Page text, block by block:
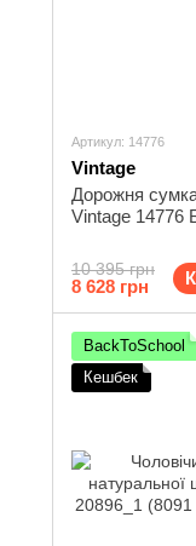
Артикул: 14776
Vintage
Дорожня
Vintage 14776
10 395 грн
8 628 грн
BackToSchool
Кешбек